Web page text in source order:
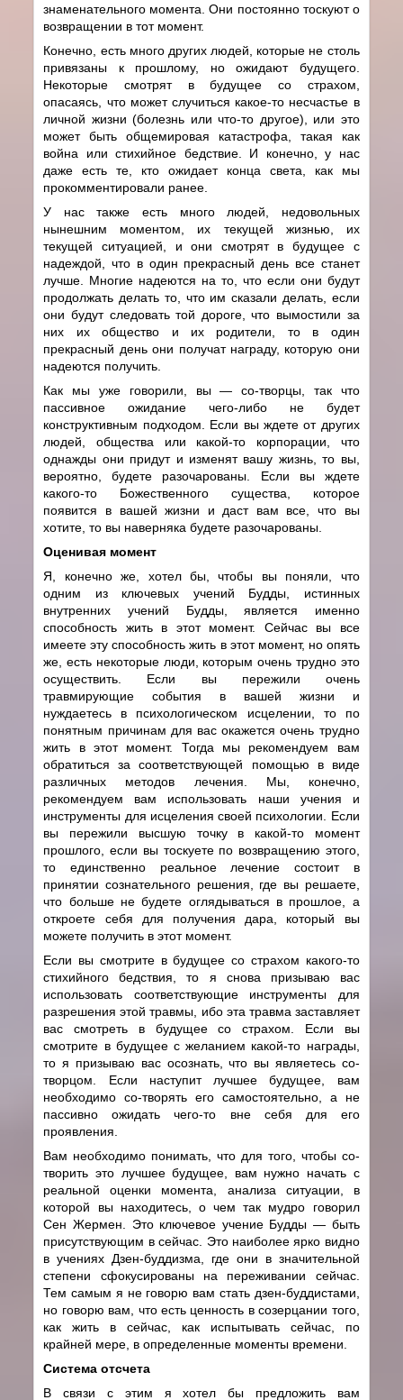
знаменательного момента. Они постоянно тоскуют о
возвращении в тот момент.
Конечно, есть много других людей, которые не столь
привязаны к прошлому, но ожидают будущего.
Некоторые смотрят в будущее со страхом,
опасаясь, что может случиться какое-то несчастье в
личной жизни (болезнь или что-то другое), или это
может быть общемировая катастрофа, такая как
война или стихийное бедствие. И конечно, у нас
даже есть те, кто ожидает конца света, как мы
прокомментировали ранее.
У нас также есть много людей, недовольных
нынешним моментом, их текущей жизнью, их
текущей ситуацией, и они смотрят в будущее с
надеждой, что в один прекрасный день все станет
лучше. Многие надеются на то, что если они будут
продолжать делать то, что им сказали делать, если
они будут следовать той дороге, что вымостили за
них их общество и их родители, то в один
прекрасный день они получат награду, которую они
надеются получить.
Как мы уже говорили, вы — со-творцы, так что
пассивное ожидание чего-либо не будет
конструктивным подходом. Если вы ждете от других
людей, общества или какой-то корпорации, что
однажды они придут и изменят вашу жизнь, то вы,
вероятно, будете разочарованы. Если вы ждете
какого-то Божественного существа, которое
появится в вашей жизни и даст вам все, что вы
хотите, то вы наверняка будете разочарованы.
Оценивая момент
Я, конечно же, хотел бы, чтобы вы поняли, что
одним из ключевых учений Будды, истинных
внутренних учений Будды, является именно
способность жить в этот момент. Сейчас вы все
имеете эту способность жить в этот момент, но опять
же, есть некоторые люди, которым очень трудно это
осуществить. Если вы пережили очень
травмирующие события в вашей жизни и
нуждаетесь в психологическом исцелении, то по
понятным причинам для вас окажется очень трудно
жить в этот момент. Тогда мы рекомендуем вам
обратиться за соответствующей помощью в виде
различных методов лечения. Мы, конечно,
рекомендуем вам использовать наши учения и
инструменты для исцеления своей психологии. Если
вы пережили высшую точку в какой-то момент
прошлого, если вы тоскуете по возвращению этого,
то единственно реальное лечение состоит в
принятии сознательного решения, где вы решаете,
что больше не будете оглядываться в прошлое, а
откроете себя для получения дара, который вы
можете получить в этот момент.
Если вы смотрите в будущее со страхом какого-то
стихийного бедствия, то я снова призываю вас
использовать соответствующие инструменты для
разрешения этой травмы, ибо эта травма заставляет
вас смотреть в будущее со страхом. Если вы
смотрите в будущее с желанием какой-то награды,
то я призываю вас осознать, что вы являетесь со-
творцом. Если наступит лучшее будущее, вам
необходимо со-творять его самостоятельно, а не
пассивно ожидать чего-то вне себя для его
проявления.
Вам необходимо понимать, что для того, чтобы со-
творить это лучшее будущее, вам нужно начать с
реальной оценки момента, анализа ситуации, в
которой вы находитесь, о чем так мудро говорил
Сен Жермен. Это ключевое учение Будды — быть
присутствующим в сейчас. Это наиболее ярко видно
в учениях Дзен-буддизма, где они в значительной
степени сфокусированы на переживании сейчас.
Тем самым я не говорю вам стать дзен-буддистами,
но говорю вам, что есть ценность в созерцании того,
как жить в сейчас, как испытывать сейчас, по
крайней мере, в определенные моменты времени.
Система отсчета
В связи с этим я хотел бы предложить вам